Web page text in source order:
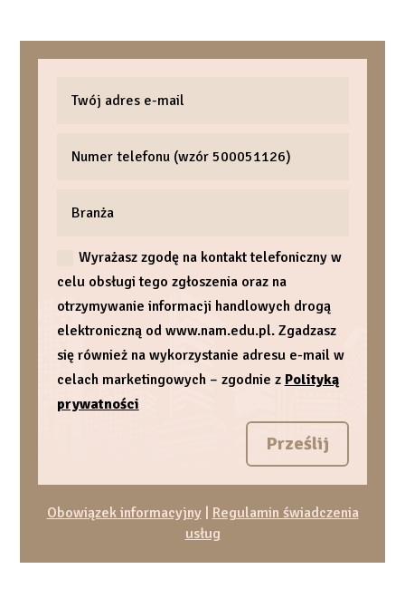
Wyrażasz zgodę na kontakt telefoniczny w
celu obsługi tego zgłoszenia oraz na
otrzymywanie informacji handlowych drogą
elektroniczną od www.nam.edu.pl. Zgadzasz
się również na wykorzystanie adresu e-mail w
celach marketingowych – zgodnie z Polityką
prywatności
Prześlij
Obowiązek informacyjny| Regulamin świadczenia
usług